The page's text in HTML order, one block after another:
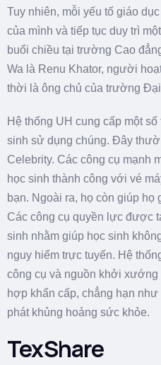
Tuy nhiên, mỗi yếu tố giáo
của mình và tiếp tục duy trì
buổi chiều tại trường Cao
Wa là Renu Khator, người
thời là ông chủ của trường
Hệ thống UH cung cấp một
sinh sử dụng chúng. Đây
Celebrity. Các công cụ mạnh
học sinh thành công với vé
bạn. Ngoài ra, họ còn giúp họ
Các công cụ quyền lực được
sinh nhằm giúp học sinh
nguy hiểm trực tuyến. Hệ
công cụ và nguồn khởi
hợp khẩn cấp, chẳng hạn
phát khủng hoảng sức khỏe.
TexShare